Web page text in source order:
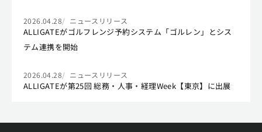
2026.04.28 ニュースリリース
ALLIGATEがゴルフレンジ予約システム「ゴルレン」とシス
テム連携を開始
2026.04.28 ニュースリリース
ALLIGATEが第25回 総務・人事・経理Week【東京】に出展